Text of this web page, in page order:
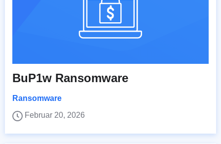
BuP1w Ransomware
Ransomware
Februar 20, 2026